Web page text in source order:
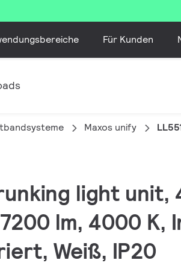
Für Kunden
Maxos unify
light unit,
lm, 4000 K,
Weiß, IP20